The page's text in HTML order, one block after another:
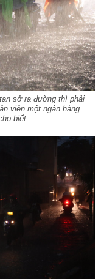
sở ra đường thì phải
viên một ngân hàng
biết.